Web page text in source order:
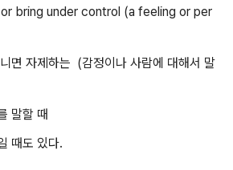
bring under control (a feeling or per
면 자제하는 (감정이나 사람에 대해서 말
말할 때
때도 있다.